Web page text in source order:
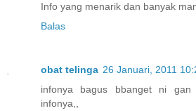
Info yang menarik dan banyak
Balas
obat telinga 26 Januari, 2011
infonya bagus bbanget ni
infonya,,